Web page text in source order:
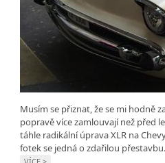
Musím se přiznat, že se mi hodně
popravě více zamlouvají než před
táhle radikální úprava XLR na
fotek se jedná o zdařilou přestavbu.